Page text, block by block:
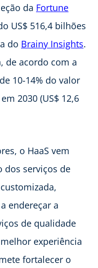
da Fortune
US$ 516,4 bilhões
do Brainy Insights.
de acordo com a
10-14% do valor
2030 (US$ 12,6
o HaaS vem
dos serviços de
endereçar a
de qualidade
experiência
fortalecer o